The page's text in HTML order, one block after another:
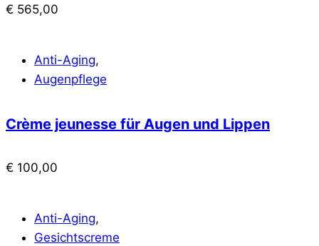
€ 565,00
Anti-Aging,
Augenpflege
Crème jeunesse für Augen und Lippen
€ 100,00
Anti-Aging,
Gesichtscreme